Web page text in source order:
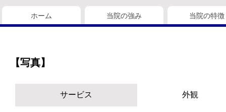
ホーム 当院の強み 当院の特徴
【写真】
サービス 外観